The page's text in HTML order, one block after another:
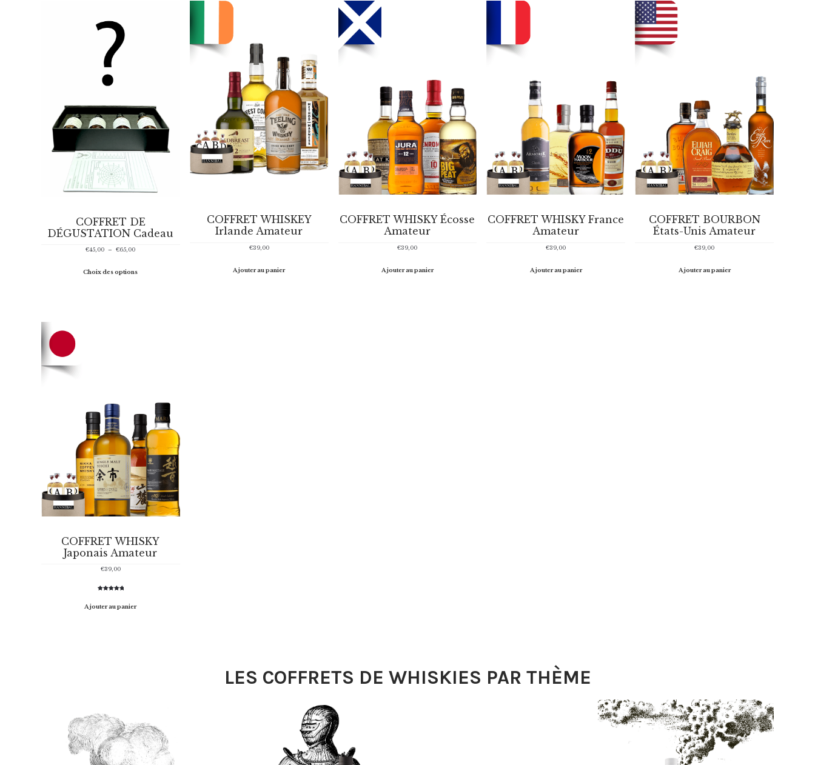
COFFRET DE
DÉGUSTATION Cadeau
€45,00 – €65,00Plage
Choix des options
COFFRET WHISKEY
Irlande Amateur
€39,00
Ajouter au panier
COFFRET WHISKY Écosse
Amateur
€39,00
Ajouter au panier
COFFRET WHISKY France
Amateur
€39,00
Ajouter au panier
COFFRET BOURBON
États-Unis Amateur
€39,00
Ajouter au panier
COFFRET WHISKY
Japonais Amateur
€39,00
basé sur
Ajouter au panier
LES COFFRETS DE WHISKIES PAR THÈME